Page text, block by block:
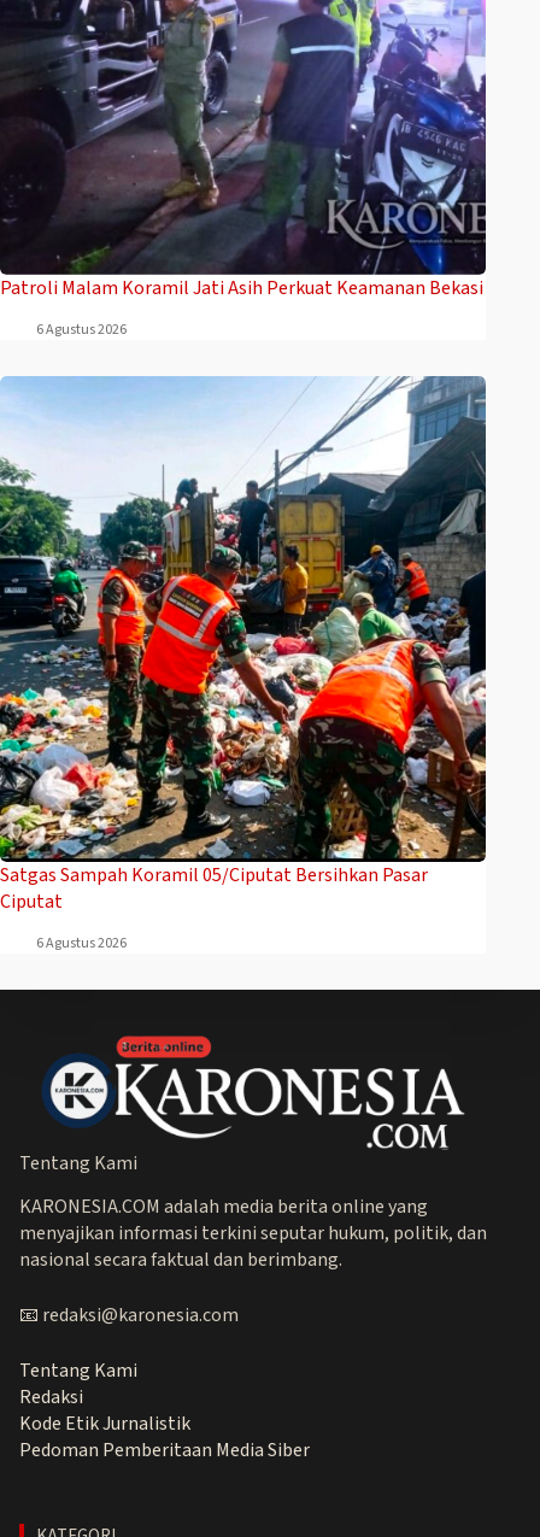
Patroli Malam Koramil Jati Asih Perkuat Keamanan Bekasi
6 Agustus 2026
Satgas Sampah Koramil 05/Ciputat Bersihkan Pasar
Ciputat
6 Agustus 2026
Tentang Kami
KARONESIA.COM adalah media berita online yang
menyajikan informasi terkini seputar hukum, politik, dan
nasional secara faktual dan berimbang.
📧 redaksi@karonesia.com
Tentang Kami
Redaksi
Kode Etik Jurnalistik
Pedoman Pemberitaan Media Siber